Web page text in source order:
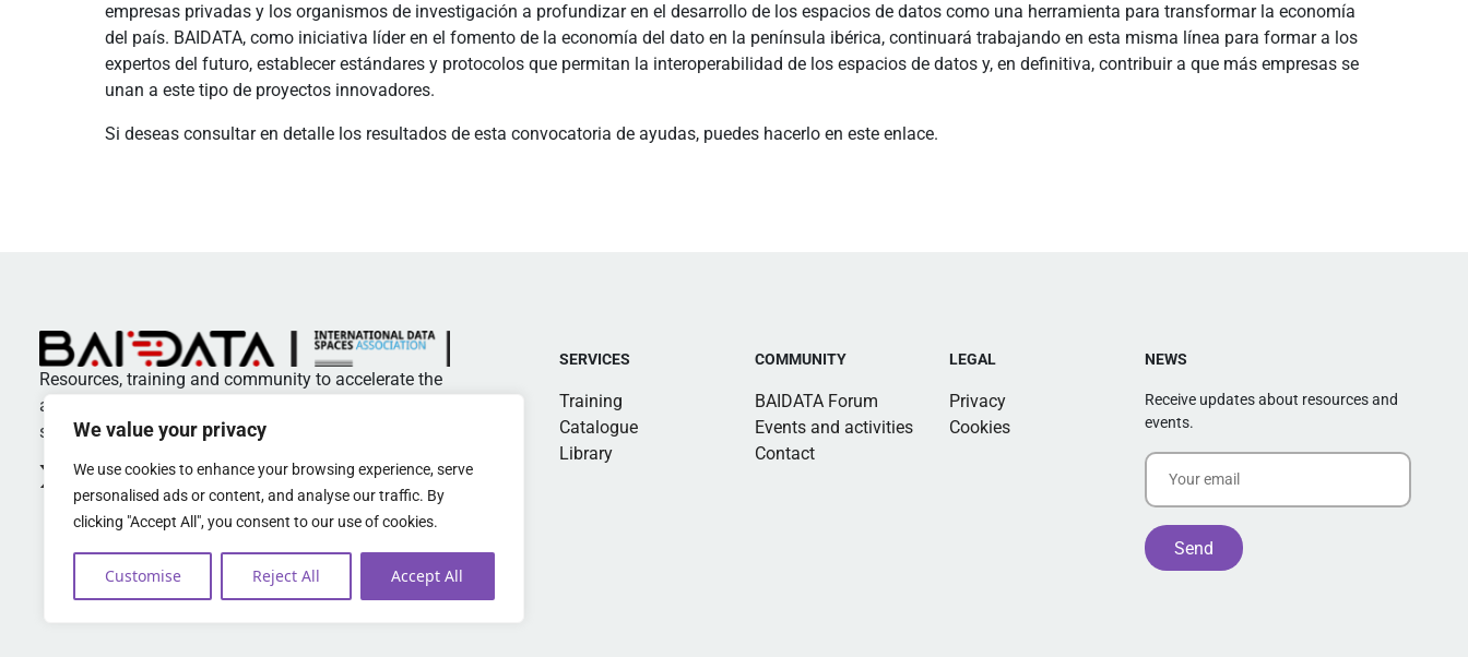
We value your privacy
We use cookies to enhance your browsing experience, serve
personalised ads or content, and analyse our traffic. By
clicking "Accept All", you consent to our use of cookies.
Customise Reject All Accept All
empresas privadas y los organismos de investigación a profundizar en el desarrollo de los espacios de datos como una herramienta para transformar la economía
del país. BAIDATA, como iniciativa líder en el fomento de la economía del dato en la península ibérica, continuará trabajando en esta misma línea para formar a los
expertos del futuro, establecer estándares y protocolos que permitan la interoperabilidad de los espacios de datos y, en definitiva, contribuir a que más empresas se
unan a este tipo de proyectos innovadores.
Si deseas consultar en detalle los resultados de esta convocatoria de ayudas, puedes hacerlo en este enlace.
Resources, training and community to accelerate the
adoption of standards and best practices in data
spaces
SERVICES
Training
Catalogue
Library
COMMUNITY
BAIDATA Forum
Events and activities
Contact
LEGAL
Privacy
Cookies
NEWS
Receive updates about resources and
events.